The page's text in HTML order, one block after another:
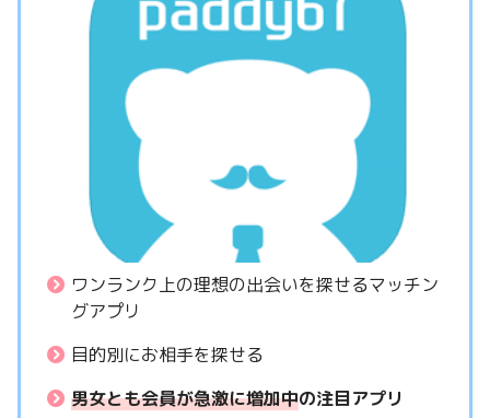
ワンランク上の理想の出会いを探せるマッチン
グアプリ
目的別にお相手を探せる
男女とも会員が急激に増加中の注目アプリ